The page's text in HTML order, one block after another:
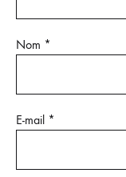
Nom *
E-mail *